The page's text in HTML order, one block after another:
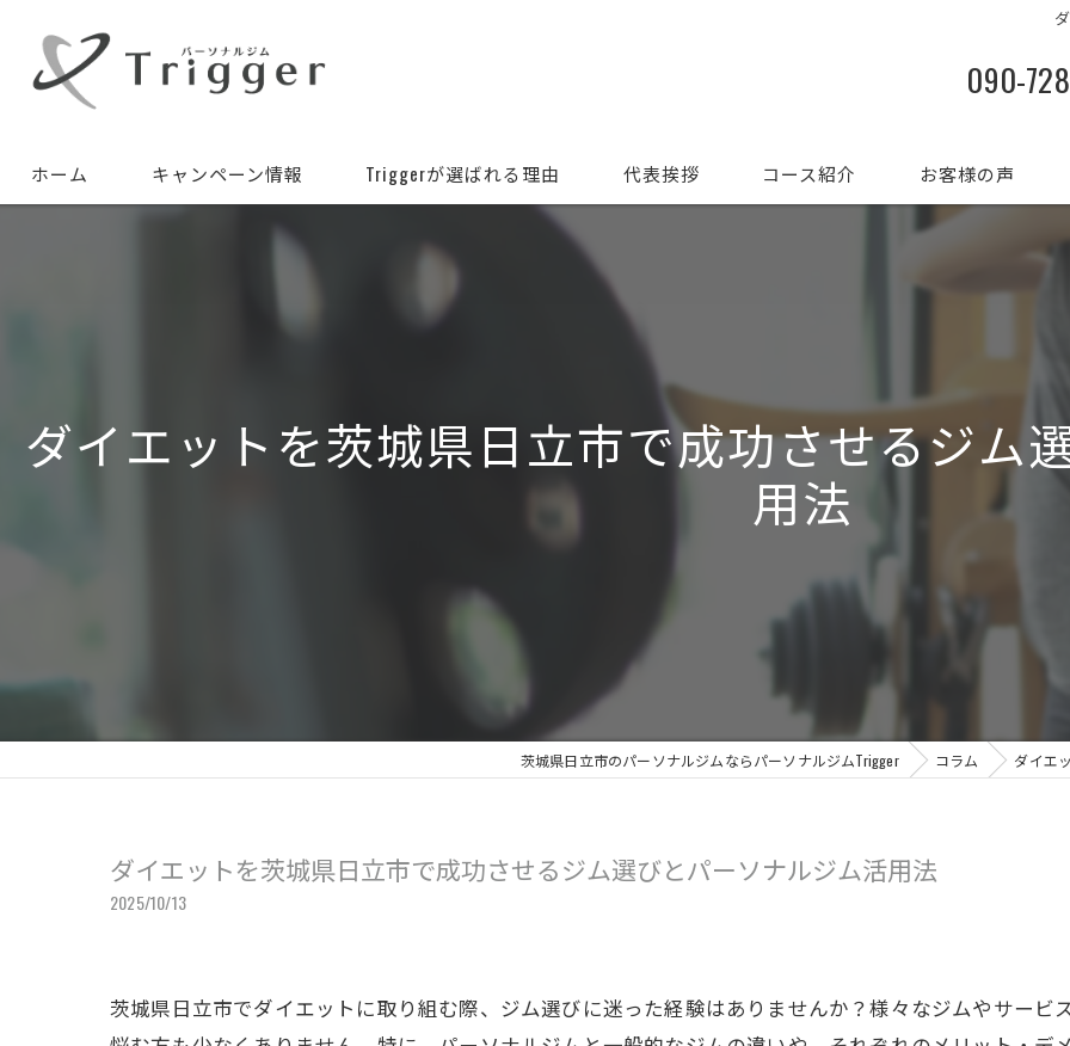
090-
ホーム キャンペーン情報 Triggerが選ばれる理由 代表挨拶 コース紹介 お客様の声
ダイエットを茨城県日立市で成功させるジム
用法
茨城県日立市のパーソナルジムならパーソナルジムTrigger コラム ダイエ
ダイエットを茨城県日立市で成功させるジム選びとパーソナルジム活用法
2025/10/13
茨城県日立市でダイエットに取り組む際、ジム選びに迷った経験はありませんか？様々なジムやサー